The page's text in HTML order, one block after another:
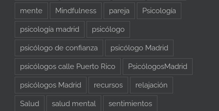
mente Mindfulness pareja Psicología
psicología madrid psicólogo
psicólogo de confianza psicólogo Madrid
psicólogos calle Puerto Rico PsicólogosMadrid
psicólogos Madrid recursos relajación
Salud salud mental sentimientos